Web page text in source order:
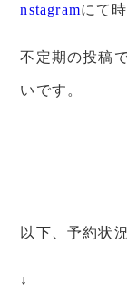
nstagramにて
不定期の投稿
いです。
以下、予約状
↓